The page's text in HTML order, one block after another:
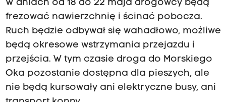
W dniach od 18 do 22 maja drogowcy będą
frezować nawierzchnię i ścinać pobocza.
Ruch będzie odbywał się wahadłowo, możliwe
będą okresowe wstrzymania przejazdu i
przejścia. W tym czasie droga do Morskiego
Oka pozostanie dostępna dla pieszych, ale
nie będą kursowały ani elektryczne busy, ani